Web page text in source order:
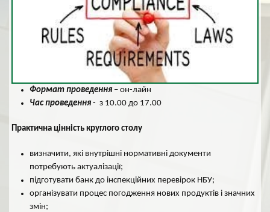
Формат проведення– он-лайн
Час проведення- з 10.00 до 17.00
Практична цінність круглого столу
визначити, які внутрішні нормативні документи
потребують актуалізації;
підготувати банк до інспекційних перевірок НБУ;
організувати процес погодження нових продуктів і значних
змін;